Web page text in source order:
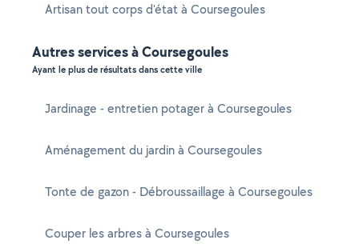
Artisan tout corps d'état à Coursegoules
Autres services à Coursegoules
Ayant le plus de résultats dans cette ville
Jardinage - entretien potager à Coursegoules
Aménagement du jardin à Coursegoules
Tonte de gazon - Débroussaillage à Coursegoules
Couper les arbres à Coursegoules